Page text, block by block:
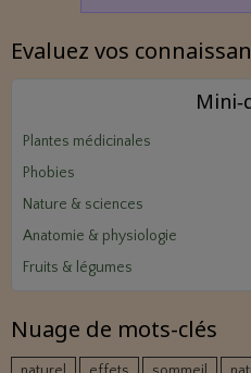
Evaluez vos
Plantes médicinales
Phobies
Nature & sciences
Anatomie & physiologie
Fruits & légumes
Nuage de mots-clés